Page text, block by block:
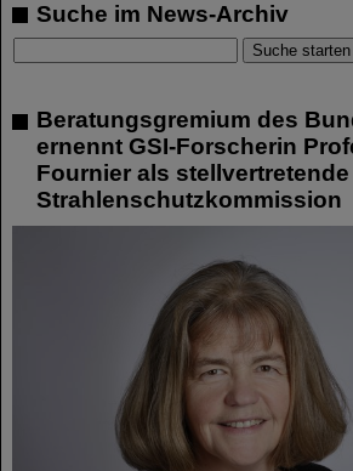
Suche im News-Archiv
Beratungsgremium des
ernennt GSI-Forscherin
Fournier als
Strahlenschutzkommission